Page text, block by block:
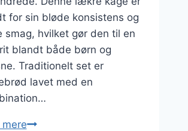
for sin bløde konsistens og
smag, hvilket gør den til en
blandt både børn og
Traditionelt set er
lavet med en
Fedtebrød